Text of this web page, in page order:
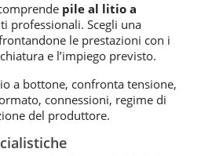
pile al litio a
professionali. Scegli una
le prestazioni con i
e l’impiego previsto.
a bottone, confronta tensione,
connessioni, regime di
del produttore.